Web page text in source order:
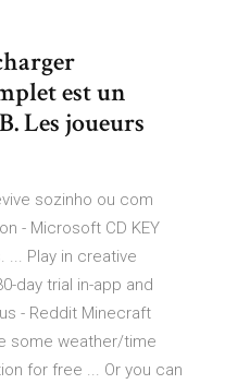
est un
Les joueurs
sozinho ou com
- Microsoft CD KEY
... Play in creative
day trial in-app and
- Reddit Minecraft
some weather/time
for free ... Or you can